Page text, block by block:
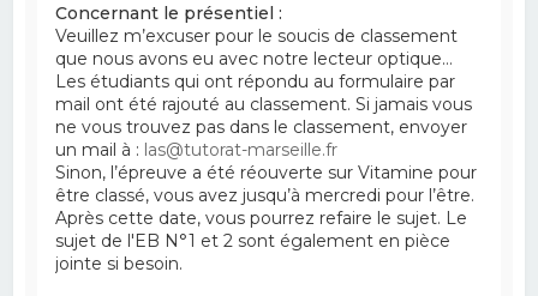
Concernant le présentiel :
Veuillez m’excuser pour le soucis de classement
que nous avons eu avec notre lecteur optique…
Les étudiants qui ont répondu au formulaire par
mail ont été rajouté au classement. Si jamais vous
ne vous trouvez pas dans le classement, envoyer
un mail à : las@tutorat-marseille.fr
Sinon, l’épreuve a été réouverte sur Vitamine pour
être classé, vous avez jusqu’à mercredi pour l’être.
Après cette date, vous pourrez refaire le sujet. Le
sujet de l'EB N°1 et 2 sont également en pièce
jointe si besoin.